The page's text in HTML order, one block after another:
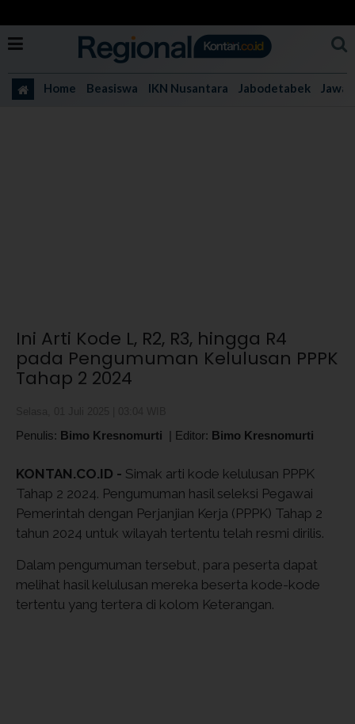
Home Beasiswa IKN Nusantara Jabodetabek Jawa
Ini Arti Kode L, R2, R3, hingga R4
pada Pengumuman Kelulusan PPPK
Tahap 2 2024
Penulis: Bimo Kresnomurti | Editor: Bimo Kresnomurti
KONTAN.CO.ID - Simak arti kode kelulusan PPPK
Tahap 2 2024. Pengumuman hasil seleksi Pegawai
Pemerintah dengan Perjanjian Kerja (PPPK) Tahap 2
tahun 2024 untuk wilayah tertentu telah resmi dirilis.
Dalam pengumuman tersebut, para peserta dapat
melihat hasil kelulusan mereka beserta kode-kode
tertentu yang tertera di kolom Keterangan.